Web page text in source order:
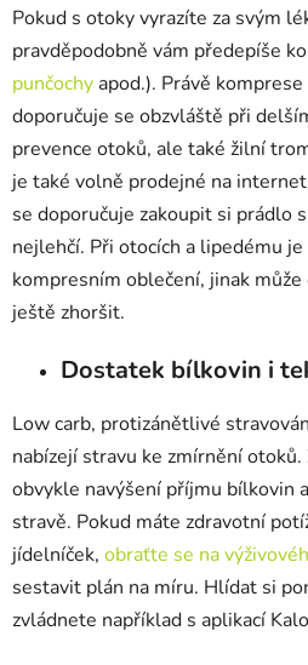
Pokud s otoky vyrazíte za svým
pravděpodobně vám předepíše
punčochy apod.). Právě
doporučuje se obzvláště při
prevence otoků, ale také žilní
je také volně prodejné na
se doporučuje zakoupit si prádlo
nejlehčí. Při otocích a lipedému
kompresním oblečení, jinak
ještě zhoršit.
Dostatek bílkovin i
Low carb, protizánětlivé
nabízejí stravu ke zmírnění
obvykle navýšení příjmu bílkovin
stravě. Pokud máte zdravotní
jídelníček, obraťte se na
sestavit plán na míru. Hlídat si
zvládnete například s aplikací